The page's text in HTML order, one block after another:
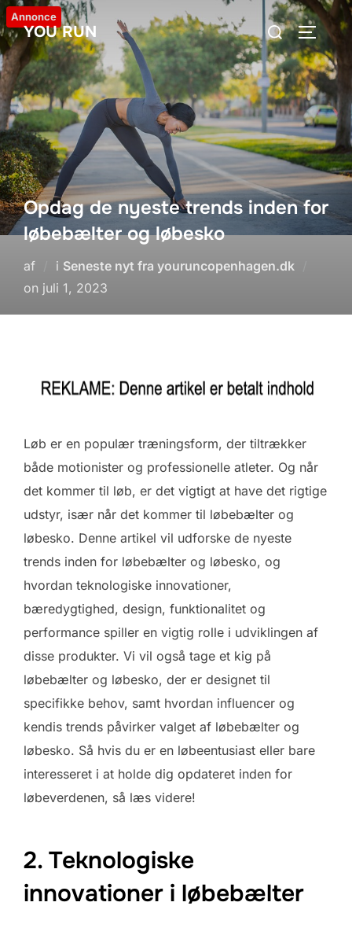
Videre
til
indhold
YOU RUN
Søg
efter:
SLÅ
Annonce
Opdag de nyeste trends inden for
løbebælter og løbesko
af i Seneste nyt fra youruncopenhagen.dk
on Udgivet
juli 1, 2023
Løb er en populær træningsform, der tiltrækker
både motionister og professionelle atleter. Og når
det kommer til løb, er det vigtigt at have det rigtige
udstyr, især når det kommer til løbebælter og
løbesko. Denne artikel vil udforske de nyeste
trends inden for løbebælter og løbesko, og
hvordan teknologiske innovationer,
bæredygtighed, design, funktionalitet og
performance spiller en vigtig rolle i udviklingen af
disse produkter. Vi vil også tage et kig på
løbebælter og løbesko, der er designet til
specifikke behov, samt hvordan influencer og
kendis trends påvirker valget af løbebælter og
løbesko. Så hvis du er en løbeentusiast eller bare
interesseret i at holde dig opdateret inden for
løbeverdenen, så læs videre!
2. Teknologiske
innovationer i løbebælter